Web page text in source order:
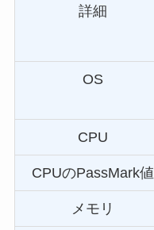
詳細
OS
CPU
CPUのPassMark値
メモリ